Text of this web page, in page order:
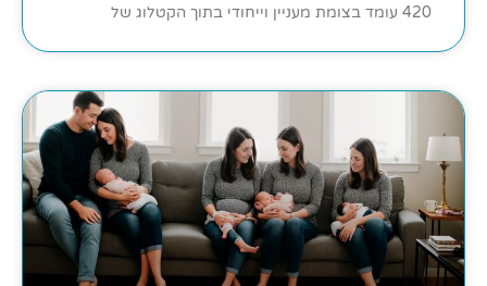
420 עומד בצומת מעניין וייחודי בתוך הקטלוג של